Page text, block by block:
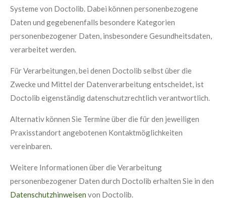
Systeme von Doctolib. Dabei können personenbezogene
Daten und gegebenenfalls besondere Kategorien
personenbezogener Daten, insbesondere Gesundheitsdaten,
verarbeitet werden.
Für Verarbeitungen, bei denen Doctolib selbst über die
Zwecke und Mittel der Datenverarbeitung entscheidet, ist
Doctolib eigenständig datenschutzrechtlich verantwortlich.
Alternativ können Sie Termine über die für den jeweiligen
Praxisstandort angebotenen Kontaktmöglichkeiten
vereinbaren.
Weitere Informationen über die Verarbeitung
personenbezogener Daten durch Doctolib erhalten Sie in den
Datenschutzhinweisen von Doctolib.